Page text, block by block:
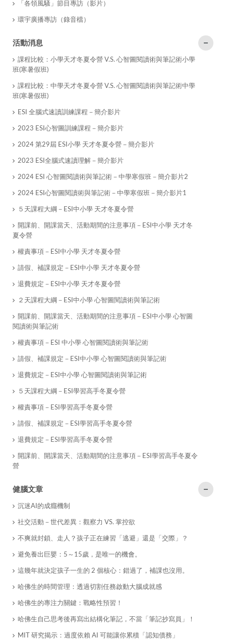
「各領風騷」節目專訪（影片）
環宇廣播專訪（錄音檔）
活動消息
課程比較：小學天才冬夏令營 V.S. 心智圖閱讀術與筆記術小學
班(寒暑假班)
課程比較：中學天才冬夏令營 V.S. 心智圖閱讀術與筆記術中學
班(寒暑假班)
ESI 全腦式速讀訓練課程－簡介影片
2023 ESI心智圖訓練課程－簡介影片
2024 第29屆 ESI小學 天才冬夏令營－簡介影片
2023 ESI全腦式速讀理解－簡介影片
2024 ESI 心智圖閱讀術與筆記術－中學寒假班－簡介影片2
2024 ESI心智圖閱讀術與筆記術－中學寒假班－簡介影片1
５天課程大綱－ESI中小學 天才冬夏令營
開課前、開課當天、活動期間的注意事項－ESI中小學 天才冬
夏令營
權責事項－ESI中小學 天才冬夏令營
請假、補課規定－ESI中小學 天才冬夏令營
退費規定－ESI中小學 天才冬夏令營
２天課程大綱－ESI中小學 心智圖閱讀術與筆記術
開課前、開課當天、活動期間的注意事項－ESI中小學 心智圖
閱讀術與筆記術
權責事項－ESI 中小學 心智圖閱讀術與筆記術
請假、補課規定－ESI中小學 心智圖閱讀術與筆記術
退費規定－ESI中小學 心智圖閱讀術與筆記術
５天課程大綱－ESI學習高手冬夏令營
權責事項－ESI學習高手冬夏令營
請假、補課規定－ESI學習高手冬夏令營
退費規定－ESI學習高手冬夏令營
開課前、開課當天、活動期間的注意事項－ESI學習高手冬夏令
營
健腦文章
沉迷AI的成癮機制
社交活動－世代差異：觀察力 VS. 掌控欲
不爽就封鎖、走人？孩子正在練習「逃避」還是「交際」？
​避免養出巨嬰：5～15歲，是唯一的機會。
這幾年就決定孩子一生的 2 個核心：錯過了，補課也沒用。
哈佛生的時間管理：透過切割任務啟動大腦成就感
哈佛生的專注力關鍵：戰略性預習！
哈佛生自己思考後再寫出結構化筆記，不當「筆記抄寫員」！
MIT 研究揭示：過度依賴 AI 可能讓你累積「認知債務」